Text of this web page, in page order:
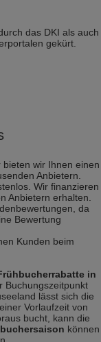
das DKI als auch
gekürt.
wir Ihnen einen
Anbietern.
Wir finanzieren
Anbietern erhalten.
da
Bewertung
Kunden beim
in
Buchungszeitpunkt
lässt sich die
Vorlaufzeit von
bucht, kann die
können